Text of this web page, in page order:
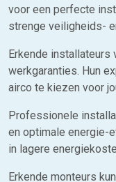
voor een perfecte
strenge veiligheids-
Erkende installateurs
werkgaranties. Hun
airco te kiezen voor
Professionele
en optimale energie-
in lagere
Erkende monteurs